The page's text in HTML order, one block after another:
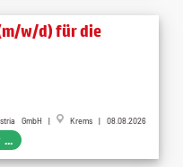
w/d) für die
GmbH | Krems | 08.08.2026
...